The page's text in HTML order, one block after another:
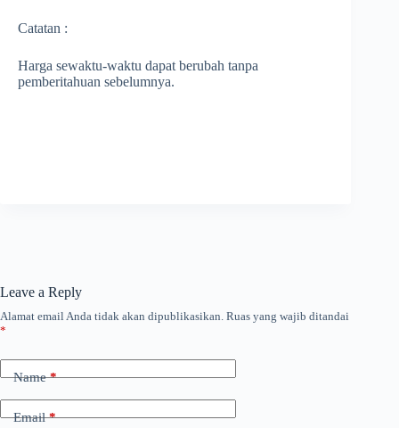
Catatan :
Harga sewaktu-waktu dapat berubah tanpa
pemberitahuan sebelumnya.
Leave a Reply
Alamat email Anda tidak akan dipublikasikan. Ruas yang wajib ditandai
*
Name*
Email*